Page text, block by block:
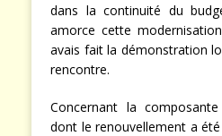
dans la continuité du
amorce cette
avais fait la démonstration
rencontre.
Concernant la
dont le renouvellement a